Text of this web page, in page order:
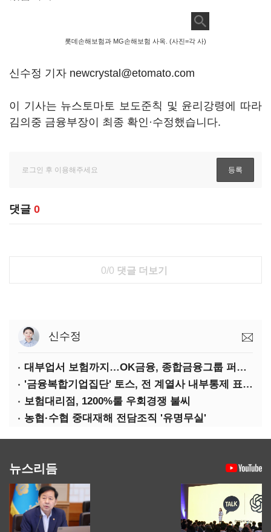
롯데손해보험과 MG손해보험 사옥. (사진=각 사)
신수정 기자 newcrystal@etomato.com
이 기사는 뉴스토마토 보도준칙 및 윤리강령에 따라
김의중 금융부장이 최종 확인·수정했습니다.
댓글 0
0/0 댓글 더보기
신수정
대부업서 보험까지…OK금융, 종합금융그룹 퍼즐 맞춘다
'금융복합기업집단' 토스, 전 계열사 내부통제 표준화
보험대리점, 1200%룰 우회경쟁 불씨
농협·수협 중대재해 전담조직 '유명무실'
뉴스리듬